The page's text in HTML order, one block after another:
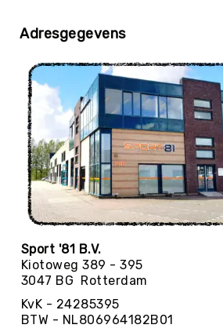
Yoga
KinderYoga
Meditatiekussens
Yoga
Pakketten
Yogamat
reiniging
Zaalvoetbal
Zaalvoetballen
Zeskamp
Zwemmen
Sportballen
American
Adresgegevens
Sport '81 B.V.
Kiotoweg 389 - 395
3047 BG Rotterdam
KvK - 24285395
BTW - NL806964182B01